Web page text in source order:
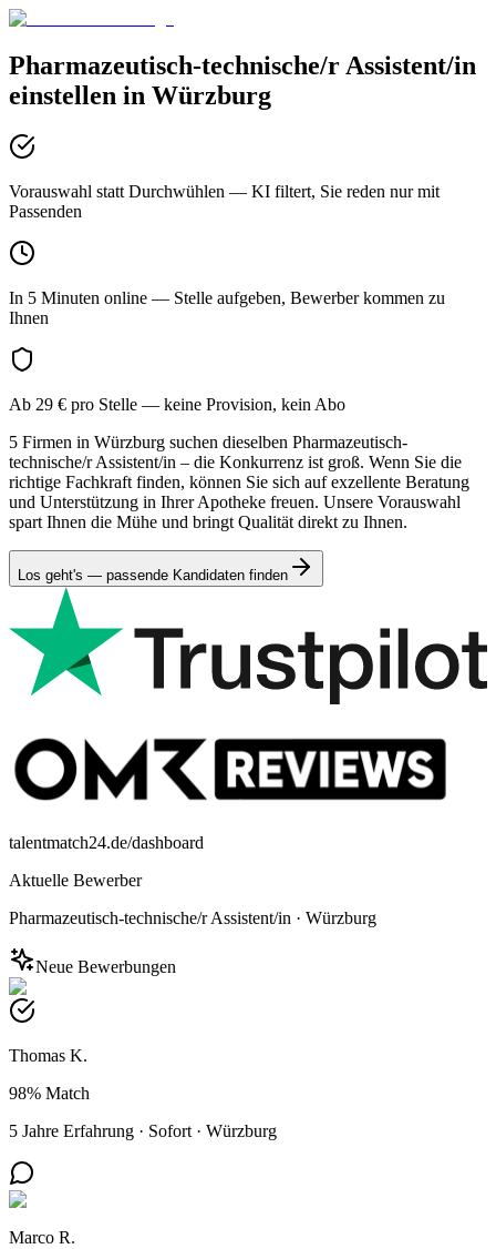
Pharmazeutisch-technische/r Assistent/in
einstellen in Würzburg
Vorauswahl statt Durchwühlen — KI filtert, Sie reden nur mit
Passenden
In 5 Minuten online — Stelle aufgeben, Bewerber kommen zu
Ihnen
Ab 29 € pro Stelle — keine Provision, kein Abo
5 Firmen in Würzburg suchen dieselben Pharmazeutisch-
technische/r Assistent/in – die Konkurrenz ist groß. Wenn Sie die
richtige Fachkraft finden, können Sie sich auf exzellente Beratung
und Unterstützung in Ihrer Apotheke freuen. Unsere Vorauswahl
spart Ihnen die Mühe und bringt Qualität direkt zu Ihnen.
Los geht's — passende Kandidaten finden
talentmatch24.de/dashboard
Aktuelle Bewerber
Pharmazeutisch-technische/r Assistent/in · Würzburg
Neue Bewerbungen
Thomas K.
98% Match
5 Jahre Erfahrung · Sofort · Würzburg
Marco R.